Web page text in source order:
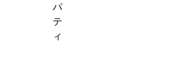
パ
テ
ィ